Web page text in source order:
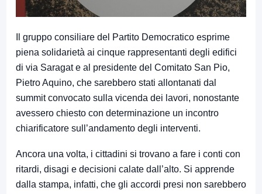
Il gruppo consiliare del Partito Democratico esprime
piena solidarietà ai cinque rappresentanti degli edifici
di via Saragat e al presidente del Comitato San Pio,
Pietro Aquino, che sarebbero stati allontanati dal
summit convocato sulla vicenda dei lavori, nonostante
avessero chiesto con determinazione un incontro
chiarificatore sull’andamento degli interventi.
Ancora una volta, i cittadini si trovano a fare i conti con
ritardi, disagi e decisioni calate dall’alto. Si apprende
dalla stampa, infatti, che gli accordi presi non sarebbero